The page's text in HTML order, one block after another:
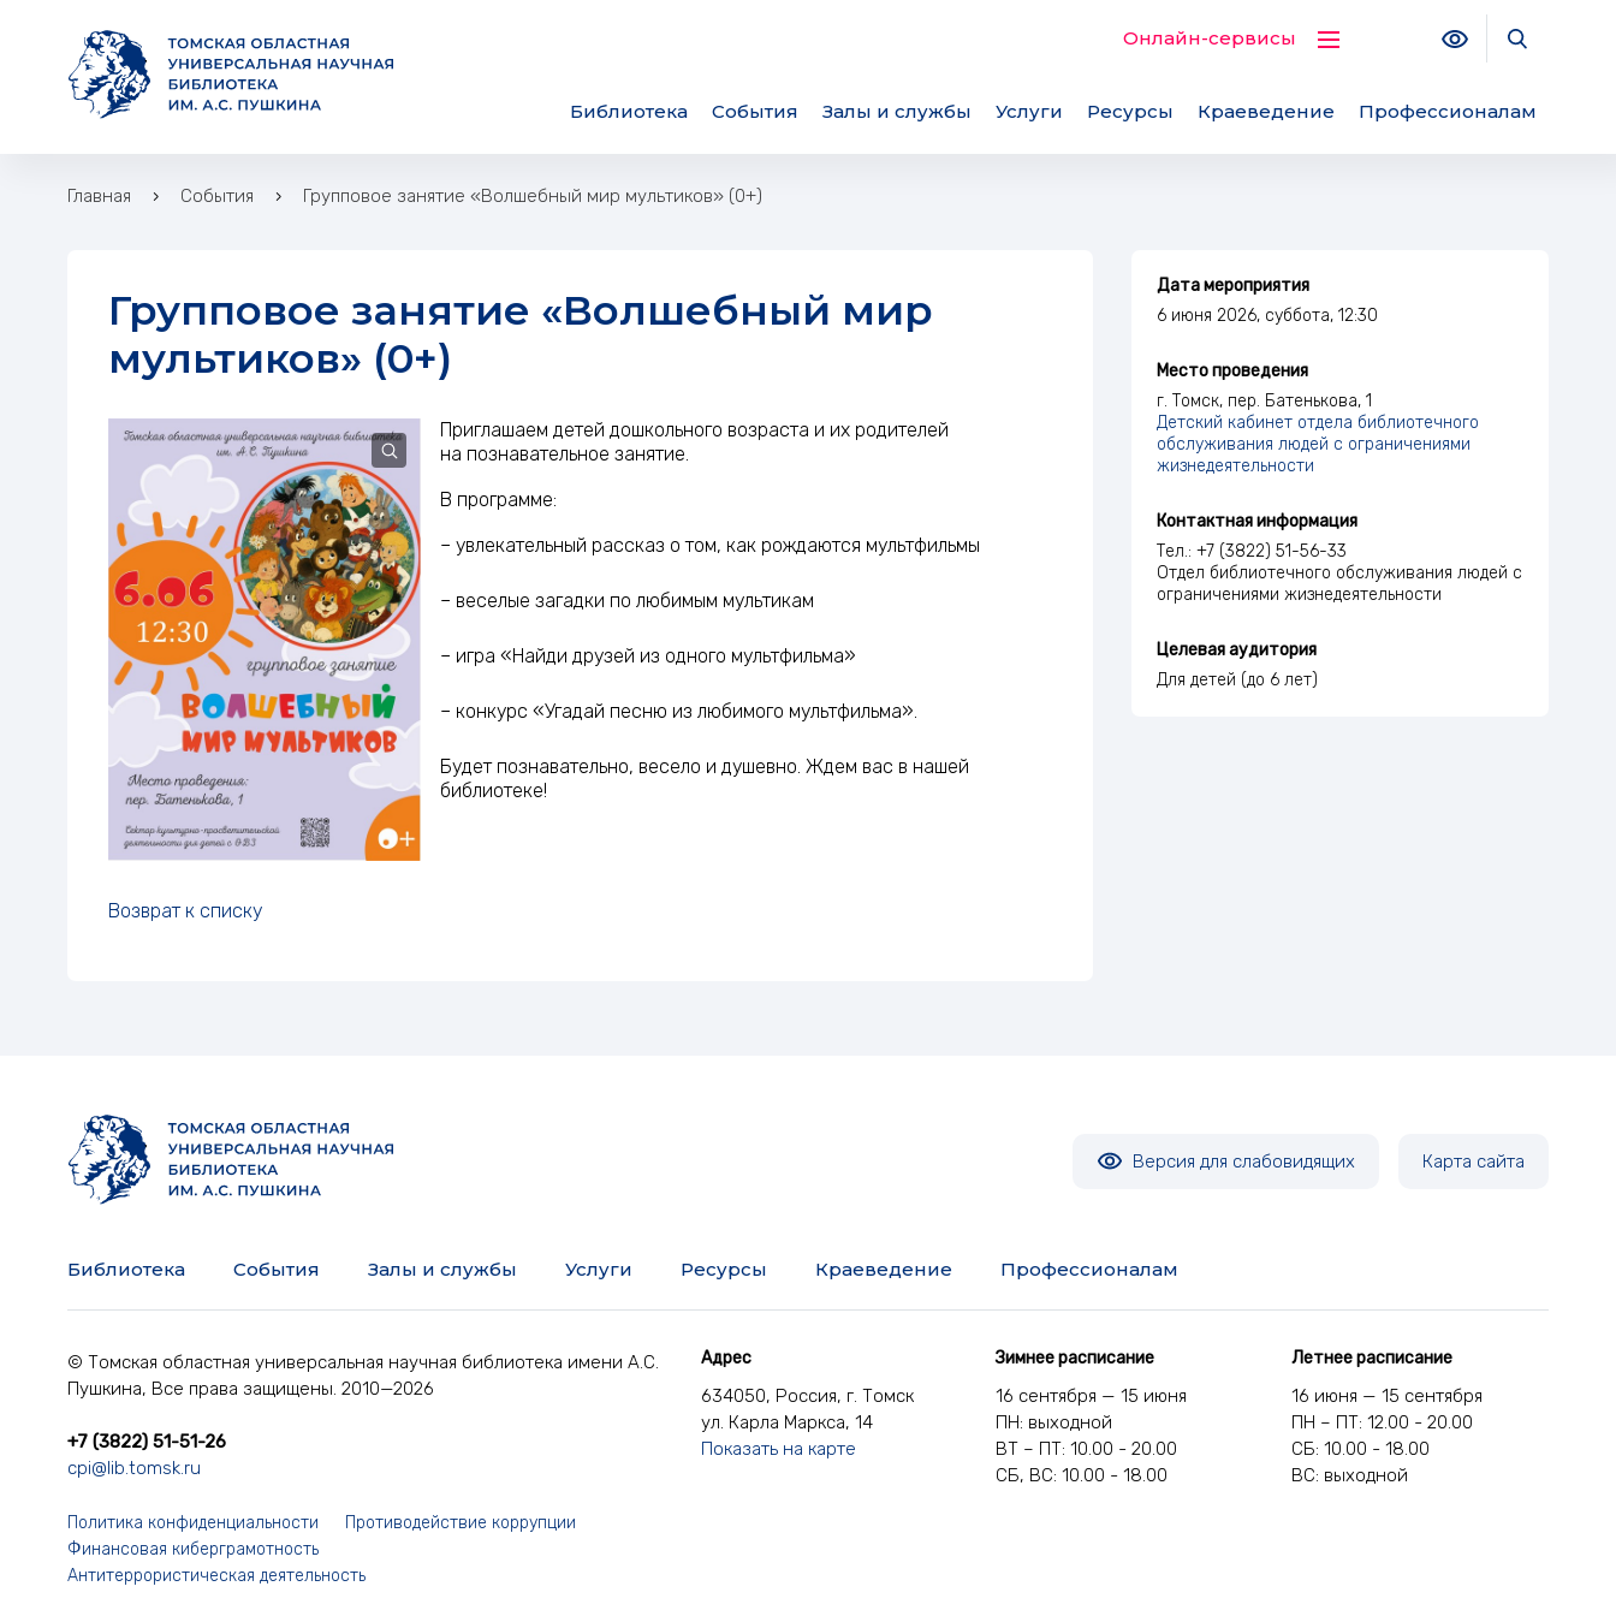
Онлайн-сервисы Версия для
Библиотека События Залы и службы Услуги Ресурсы Краеведение Профессионалам
Главная События Групповое занятие «Волшебный мир мультиков» (0+)
Групповое занятие «Волшебный мир
мультиков» (0+)
Приглашаем детей дошкольного возраста и их родителей
на познавательное занятие.
В программе:
– увлекательный рассказ о том, как рождаются мультфильмы
– веселые загадки по любимым мультикам
– игра «Найди друзей из одного мультфильма»
– конкурс «Угадай песню из любимого мультфильма».
Будет познавательно, весело и душевно. Ждем вас в нашей
библиотеке!
Возврат к списку
Дата мероприятия
6 июня 2026, суббота, 12:30
Место проведения
г. Томск, пер. Батенькова, 1
Детский кабинет отдела библиотечного
обслуживания людей с ограничениями
жизнедеятельности
Контактная информация
Тел.: +7 (3822) 51-56-33
Отдел библиотечного обслуживания людей с
ограничениями жизнедеятельности
Целевая аудитория
Для детей (до 6 лет)
Версия для слабовидящих Карта сайта
Библиотека События Залы и службы Услуги Ресурсы Краеведение Профессионалам
© Томская областная универсальная научная библиотека имени А.С.
Пушкина, Все права защищены. 2010—2026
+7 (3822) 51-51-26
cpi@lib.tomsk.ru
Политика конфиденциальности
Противодействие коррупции
Финансовая киберграмотность
Антитеррористическая деятельность
Адрес
634050, Россия, г. Томск
ул. Карла Маркса, 14
Показать на карте
Зимнее расписание
16 сентября — 15 июня
ПН: выходной
ВТ – ПТ: 10.00 - 20.00
СБ, ВС: 10.00 - 18.00
Летнее расписание
16 июня — 15 сентября
ПН – ПТ: 12.00 - 20.00
СБ: 10.00 - 18.00
ВС: выходной